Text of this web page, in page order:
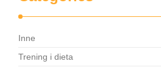
Inne
Trening i dieta